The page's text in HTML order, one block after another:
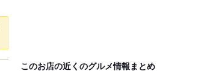
このお店の近くのグルメ情報まとめ